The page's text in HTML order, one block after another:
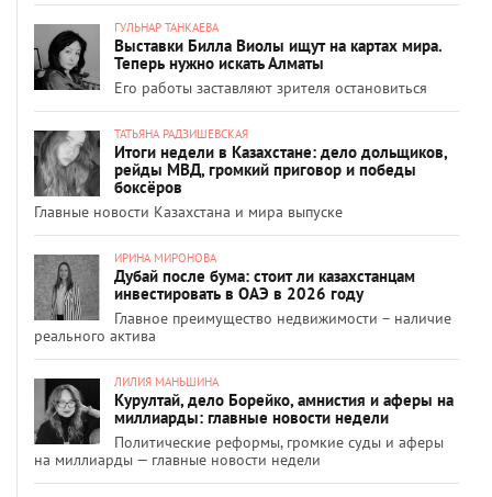
ГУЛЬНАР ТАНКАЕВА
Выставки Билла Виолы ищут на картах мира.
Теперь нужно искать Алматы
Его работы заставляют зрителя остановиться
ТАТЬЯНА РАДЗИШЕВСКАЯ
Итоги недели в Казахстане: дело дольщиков,
рейды МВД, громкий приговор и победы
боксёров
Главные новости Казахстана и мира выпуске
ИРИНА МИРОНОВА
Дубай после бума: стоит ли казахстанцам
инвестировать в ОАЭ в 2026 году
Главное преимущество недвижимости – наличие
реального актива
ЛИЛИЯ МАНЬШИНА
Курултай, дело Борейко, амнистия и аферы на
миллиарды: главные новости недели
Политические реформы, громкие суды и аферы
на миллиарды — главные новости недели